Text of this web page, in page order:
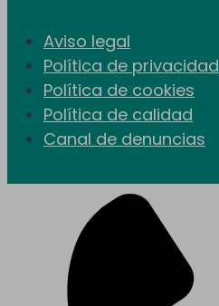
Aviso legal
Política de privacidad
Política de cookies
Política de calidad
Canal de denuncias